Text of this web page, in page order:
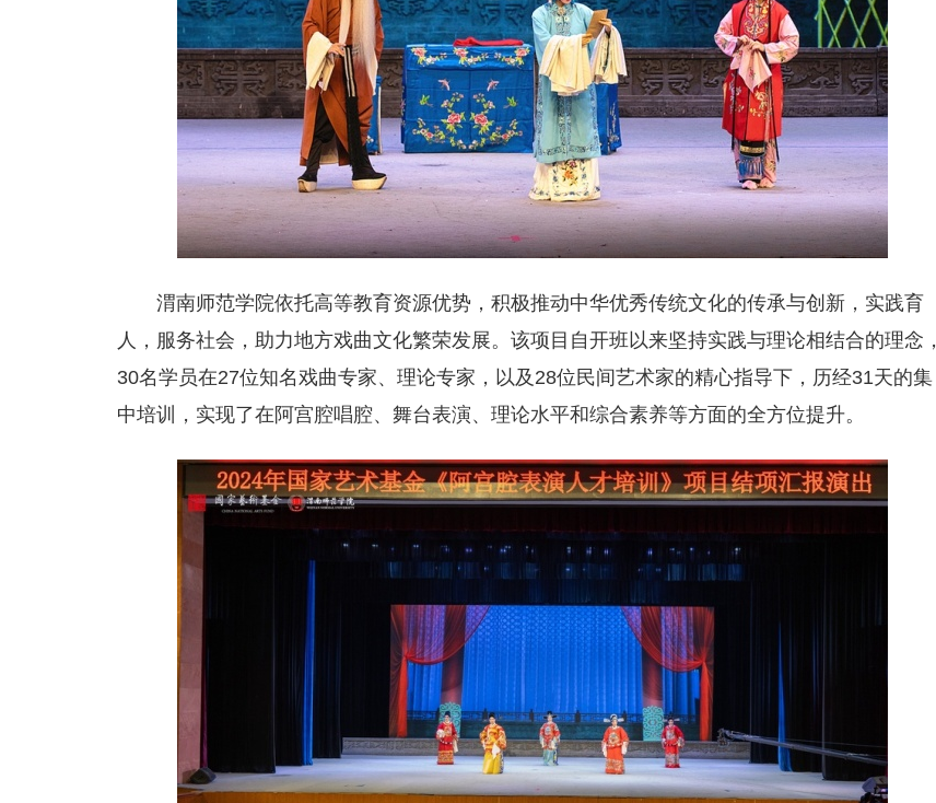
渭南师范学院依托高等教育资源优势，积极推动中华优秀传统文化的传承与创新，实践育
人，服务社会，助力地方戏曲文化繁荣发展。该项目自开班以来坚持实践与理论相结合的理念，
30名学员在27位知名戏曲专家、理论专家，以及28位民间艺术家的精心指导下，历经31天的集
中培训，实现了在阿宫腔唱腔、舞台表演、理论水平和综合素养等方面的全方位提升。